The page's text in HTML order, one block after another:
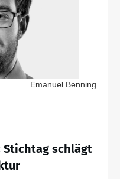
Emanuel Benning
Stichtag schlägt